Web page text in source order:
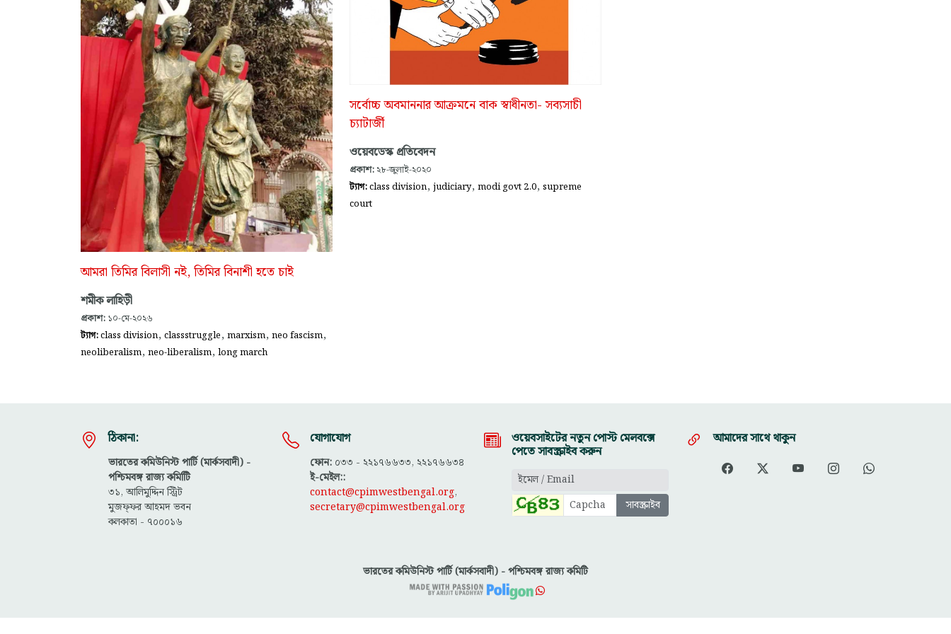
আমরা তিমির বিলাসী নই, তিমির বিনাশী হতে চাই
শমীক লাহিড়ী
প্রকাশ: ১০-মে-২০২৬
ট্যাগ:class division, classstruggle, marxism, neo fascism,
neoliberalism, neo-liberalism, long march
সর্বোচ্চ অবমাননার আক্রমনে বাক স্বাধীনতা- সব্যসাচী
চ্যাটার্জী
ওয়েবডেস্ক প্রতিবেদন
প্রকাশ: ২৮-জুলাই-২০২০
ট্যাগ:class division, judiciary, modi govt 2.0, supreme
court
ঠিকানা:
ভারতের কমিউনিস্ট পার্টি (মার্কসবাদী) -
পশ্চিমবঙ্গ রাজ্য কমিটিি
৩১, আলিমুদ্দিন স্ট্রিট
মুজফ্ফ‌র আহমদ ভবন
কলকাতা - ৭০০০১৬
যোগাযোগ
ফোন: ০৩৩ - ২২১৭৬৬৩৩, ২২১৭৬৬৩৪
ই-মেইল::
contact@cpimwestbengal.org,
secretary@cpimwestbengal.org
ওয়েবসাইটের নতুন পোস্ট মেলবক্সে
পেতে সাবস্ক্রাইব করুন
আমাদের সাথে থাকুন
ভারতের কমিউনিস্ট পার্টি (মার্কসবাদী) - পশ্চিমবঙ্গ রাজ্য কমিটি